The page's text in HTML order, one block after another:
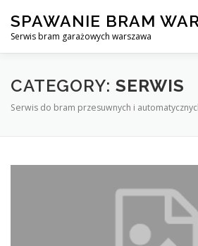
content
SPAWANIE BRAM
Serwis bram garażowych warszawa
SPAWANIE BRAM GARAŻOWYCH I
CATEGORY: SERWIS
Serwis do bram przesuwnych i